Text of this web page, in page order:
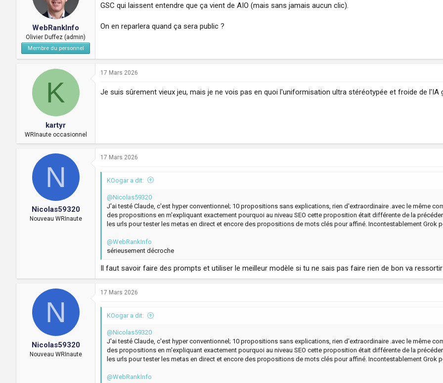
WebRankInfo
Olivier Duffez (admin)
Membre du personnel
GSC qui laissent entendre que ça vient de AIO (mais sans jamais aucun clic).
On en reparlera quand ça sera public ?
K
kartyr
WRInaute occasionnel
17 Mars 2026
Je suis sûrement vieux jeu, mais je ne vois pas en quoi l'uniformisation ultra stéréotypée et froide de
N
Nicolas59320
Nouveau WRInaute
17 Mars 2026
KOogar a dit:
@Nicolas59320
J'ai testé Claude, c'est hyper conventionnel; 10 propositions sans explications, rien d'extraordinaire .avec le même
des propositions en m'expliquant exactement pourquoi au niveau SEO cette proposition était différente de la
les urls pour tester les metas en direct et encore des propositions de mots clés pour affiné. Incontestablement Grok
@WebRankInfo
sérieusement décroche
Il faut savoir faire des prompts et utiliser le meilleur modèle si tu ne sais pas faire rien de bon va ressortir
N
Nicolas59320
Nouveau WRInaute
17 Mars 2026
KOogar a dit:
@Nicolas59320
J'ai testé Claude, c'est hyper conventionnel; 10 propositions sans explications, rien d'extraordinaire .avec le même
des propositions en m'expliquant exactement pourquoi au niveau SEO cette proposition était différente de la
les urls pour tester les metas en direct et encore des propositions de mots clés pour affiné. Incontestablement Grok
@WebRankInfo